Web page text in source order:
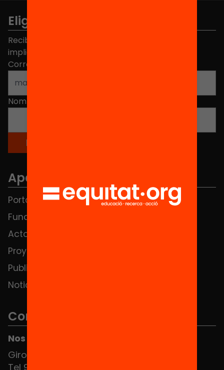
Elige equidad
Recibe contenidos, iniciativas y proyectos para
implicarte.
Correo electrónico
Nombre
Apartados
Portada
Fundación
Actos
Proyectos
Publicaciones y vídeos
Noticias
FAQS
Contacto
Nos puedes encontrar en el HUB Social
Girona 34, interior 08010 Barcelona
Tel 934 588 700